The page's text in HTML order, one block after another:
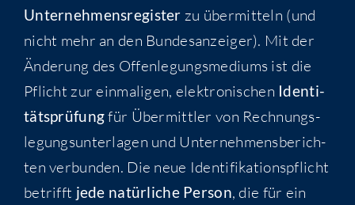
Unter­neh­mens­re­gis­ter zu über­mit­teln (und
nicht mehr an den Bun­des­an­zei­ger). Mit der
Ände­rung des Offen­le­gungs­me­di­ums ist die
Pflicht zur ein­ma­li­gen, elek­tro­ni­schen Iden­ti­
täts­prü­fungfür Über­mitt­ler von Rech­nungs­
le­gungs­un­ter­la­gen und Unter­neh­mens­be­rich­
ten ver­bun­den. Die neue Iden­ti­fi­ka­ti­ons­pflicht
betrifft jede natür­li­che Per­son, die für ein